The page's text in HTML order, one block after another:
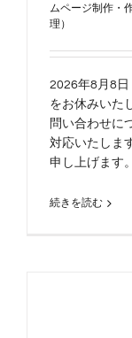
ムページ制作・
理）
2026年8月8日
をお休みいた
問い合わせに
対応いたしま
申し上げます。
続きを読む